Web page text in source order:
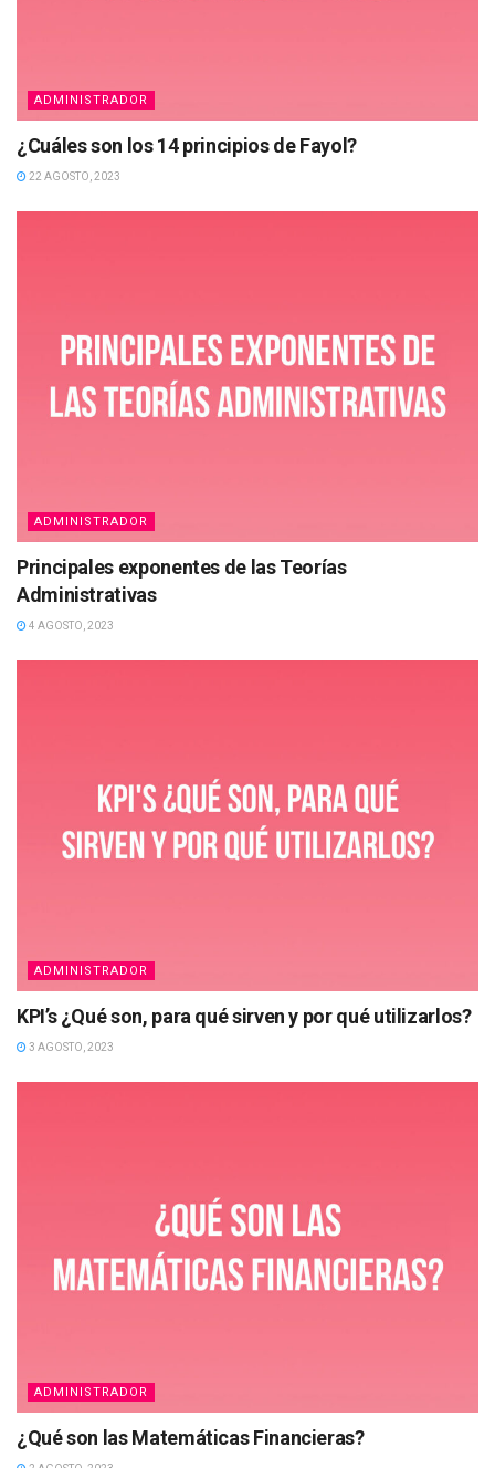
ADMINISTRADOR
¿Cuáles son los 14 principios de Fayol?
22 AGOSTO, 2023
ADMINISTRADOR
Principales exponentes de las Teorías
Administrativas
4 AGOSTO, 2023
ADMINISTRADOR
KPI’s ¿Qué son, para qué sirven y por qué utilizarlos?
3 AGOSTO, 2023
ADMINISTRADOR
¿Qué son las Matemáticas Financieras?